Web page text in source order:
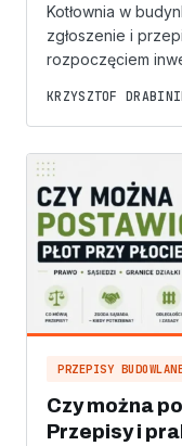
Kotłownia w
zgłoszenie i
rozpoczęciem
KRZYSZTOF
PRZEPISY
Czy można
Przepisy i